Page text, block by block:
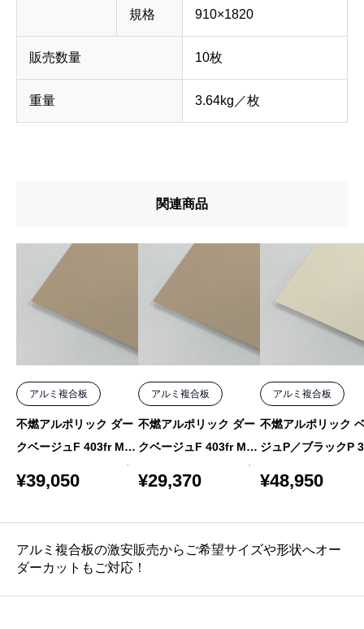
規格 910×1820
販売数量 10枚
重量 3.64kg／枚
関連商品
アルミ複合板
不燃アルポリック ダー
クベージュF 403fr MF-
3 4mm 1000×2050 バ
¥39,050
アルミ複合板
不燃アルポリック ダー
クベージュF 403fr MF-
3 4mm 1000×1550 バ
¥29,370
アルミ複合板
不燃アルポリック
ジュP／ブラックP
¥48,950
アルミ複合板の激安販売からご希望サイズや形状へオー
ダーカットもご対応！